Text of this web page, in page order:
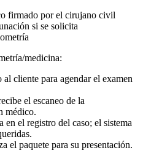
firmado por el cirujano civil
si se solicita
medicina:
cliente para agendar el examen
el escaneo de la
médico.
en el registro del caso; el sistema
el paquete para su presentación.